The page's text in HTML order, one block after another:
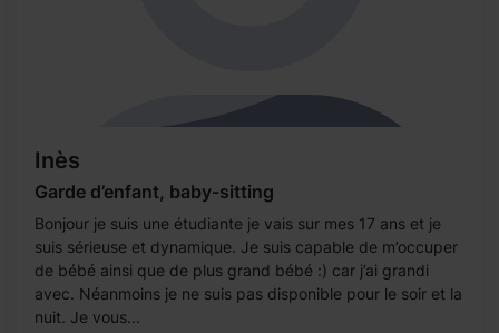
Inès
Garde d’enfant, baby-sitting
Bonjour je suis une étudiante je vais sur mes 17 ans et je
suis sérieuse et dynamique. Je suis capable de m’occuper
de bébé ainsi que de plus grand bébé :) car j’ai grandi
avec. Néanmoins je ne suis pas disponible pour le soir et la
nuit. Je vous...